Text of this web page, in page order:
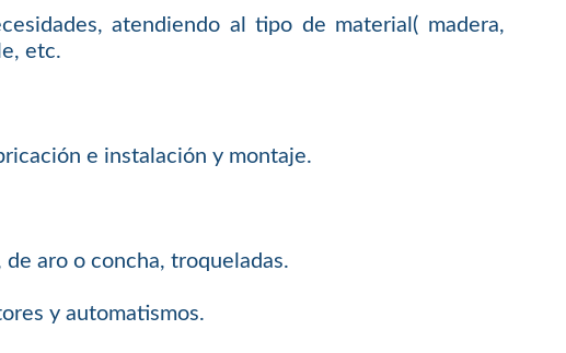
atendiendo al tipo de material( madera,
etc.
e instalación y montaje.
aro o concha, troqueladas.
y automatismos.